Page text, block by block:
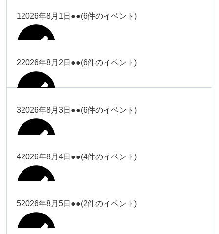
2026年7月27日
松本（9時
Close
松本（9時ー18時）
2026年7月27日
関谷（17-
塩川
Close Close
塩川
2026年7月28日
大西（9時
ー18時）
大西（9時ー18時）
塩川
Close Close
塩川
2026年7月29日
冨田
塩川（9時
ー18時）
Close Close
塩川（9時ー18時）
2026年7月30日
塩川
塩川
松本（9時
ー18時）
Close Close
松本（9時ー18時）
2026年7月31日
12026年8月1日 ●●(6件のイベント)
塩川（9時
Close Close
塩川（9時ー18時）
2026年8月1日
大西
Close Close
22026年8月2日 ●●(6件のイベント)
大西
大西
32026年8月3日 ●●(6件のイベント)
大西
大西
42026年8月4日 ●●(4件のイベント)
冨田（17
52026年8月5日 ●●(2件のイベント)